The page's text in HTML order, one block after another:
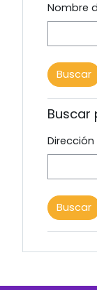
Nombre
Buscar